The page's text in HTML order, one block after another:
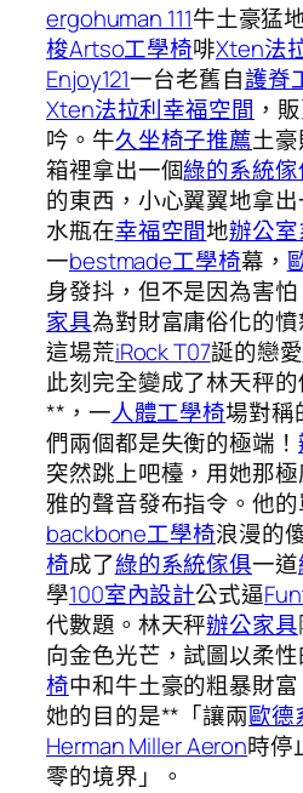
ergohuman 111牛土豪猛
梭Artso工學椅啡Xten法
Enjoy121一台老舊自護脊
Xten法拉利幸福空間 ，
吟。牛久坐椅子推薦土
箱裡拿出一個綠的系統傢
的東西，小心翼翼地拿
水瓶在幸福空間地辦公
一bestmade工學椅幕，
身發抖，但不是因為害
家具為對財富庸俗化的憤
這場荒iRock T07誕的戀愛
此刻完全變成了林天秤的
**，一人體工學椅場對稱
們兩個都是失衡的極端！
突然跳上吧檯，用她那
雅的聲音發布指令。他
backbone工學椅浪漫的
椅成了綠的系統傢俱一道
學100室內設計公式逼
代數題。林天秤辦公家具
向金色光芒，試圖以柔性
椅中和牛土豪的粗暴財富
她的目的是**「讓兩歐德
Herman Miller Aeron時停
零的境界」。